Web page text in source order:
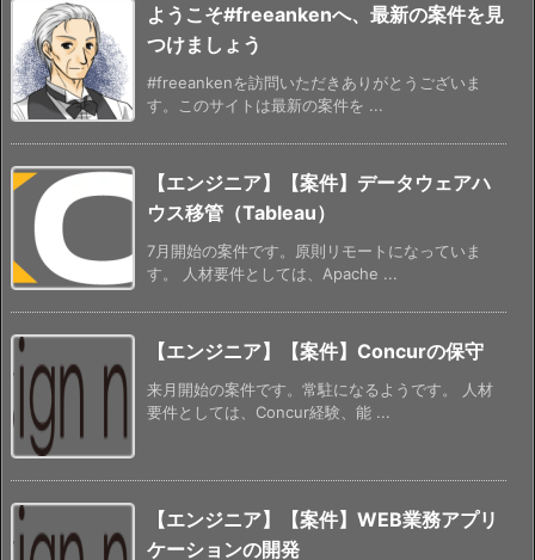
ようこそ#freeankenへ、最新の案件を見
つけましょう
#freeankenを訪問いただきありがとうございま
す。このサイトは最新の案件を ...
【エンジニア】【案件】データウェアハ
ウス移管（Tableau）
7月開始の案件です。原則リモートになっていま
す。 人材要件としては、Apache ...
【エンジニア】【案件】Concurの保守
来月開始の案件です。常駐になるようです。 人材
要件としては、Concur経験、能 ...
【エンジニア】【案件】WEB業務アプリ
ケーションの開発